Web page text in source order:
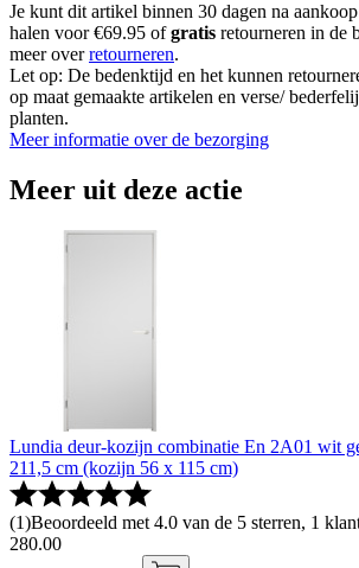
Je kunt dit artikel binnen 30 dagen na
halen voor €69.95 ofgratis retourneren in de
meer overretourneren.
Let op: De bedenktijd en het kunnen
op maat gemaakte artikelen en verse/
planten.
Meer informatie over de bezorging
Meer uit deze actie
Lundia deur-kozijn combinatie En 2A01 wit
211,5 cm (kozijn 56 x 115 cm)
(1)Beoordeeld met 4.0 van de 5 sterren, 1
280.00